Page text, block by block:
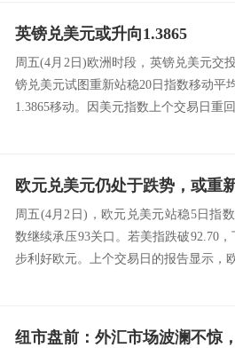
英镑兑美元或升向1.3865
周五(4月2日)欧洲时段，英镑兑美元交
镑兑美元试图重新站稳20日指数移动平
1.3865移动。因美元指数上个交易日重
欧元兑美元仍处于跌势，或重
周五(4月2日)，欧元兑美元站稳5日指
数继续承压93关口。若美指跌破92.70
步利好欧元。上个交易日的报告显示，
纽市盘前：外汇市场波澜不惊